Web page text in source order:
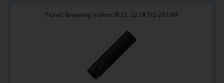
Tlumič Browning Iridium IR.22 .22 LR 1/2-20 UNF